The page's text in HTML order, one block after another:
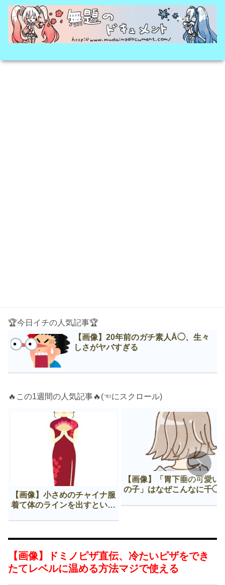
🏆今日イチの人気記事🏆
【画像】20年前のガチ素人Å◯、生々
しさがヤバすぎる
🔥この1週間の人気記事🔥(☜にスクロール)
【画像】小さめのチャイナ服
着て体のラインを出すという
【画像】「胃下垂の可愛い
の子」はなぜこんなに千◯
【画像】ドミノピザ直伝、冷たいピザをでき
たてレベルに温める方法マジで使える